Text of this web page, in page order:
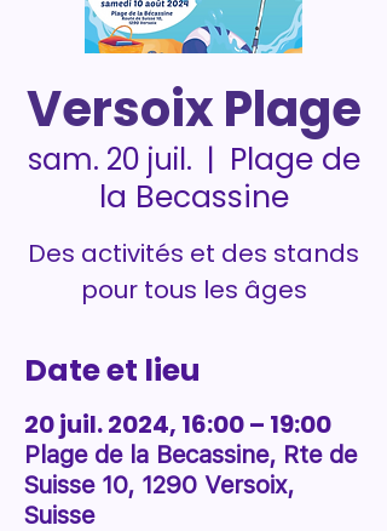
Versoix Plage
sam. 20 juil.
  |
Plage de
la Becassine
Des activités et des stands
pour tous les âges
Date et lieu
20 juil. 2024, 16:00 – 19:00
Plage de la Becassine, Rte de
Suisse 10, 1290 Versoix,
Suisse